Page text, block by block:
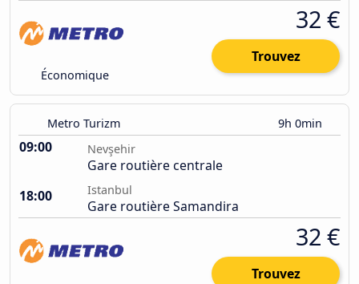
Économique
32 €
Trouvez
Metro Turizm 9h 0min
09:00 Nevşehir
Gare routière centrale
18:00
Istanbul
Gare routière Samandira
32 €
Trouvez